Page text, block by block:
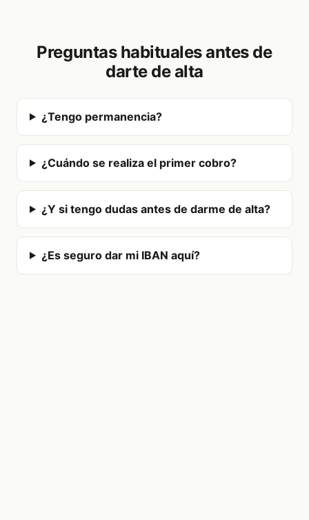
Preguntas habituales antes de
darte de alta
¿Tengo permanencia?
¿Cuándo se realiza el primer cobro?
¿Y si tengo dudas antes de darme de alta?
¿Es seguro dar mi IBAN aquí?